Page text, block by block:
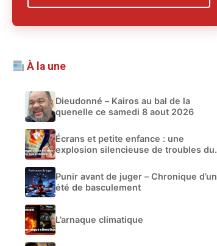
À la une
Dieudonné – Kairos au bal de la
quenelle ce samedi 8 aout 2026
Écrans et petite enfance : une
explosion silencieuse de troubles du
Punir avant de juger – Chronique d’un
été de basculement
L’arnaque climatique